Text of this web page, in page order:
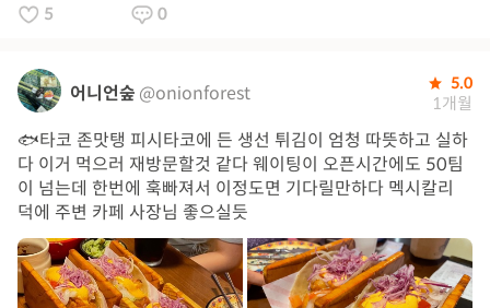
5 0
어니언숲 @onionforest 5.0
1개월
🐟타코 존맛탱 피시타코에 든 생선 튀김이 엄청 따뜻하고 실하
다 이거 먹으러 재방문할것 같다 웨이팅이 오픈시간에도 50팀
이 넘는데 한번에 훅빠져서 이정도면 기다릴만하다 멕시칼리
덕에 주변 카페 사장님 좋으실듯